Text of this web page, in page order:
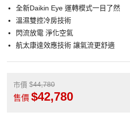
全新Daikin Eye 運轉模式一目了然
溫濕雙控冷房技術
閃流放電 淨化空氣
航太康達效應技術 讓氣流更舒適
市價 44,780
售價 42,780